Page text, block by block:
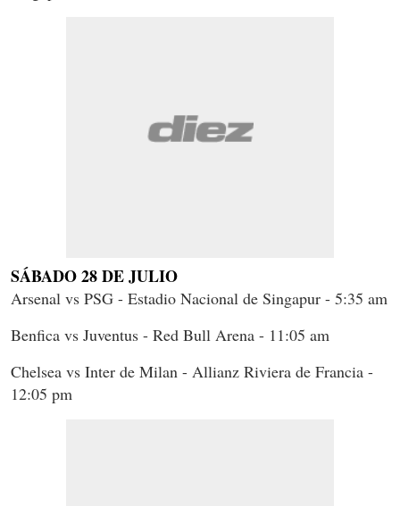
SÁBADO 28 DE JULIO
Arsenal vs PSG - Estadio Nacional de Singapur - 5:35 am
Benfica vs Juventus - Red Bull Arena - 11:05 am
Chelsea vs Inter de Milan - Allianz Riviera de Francia -
12:05 pm